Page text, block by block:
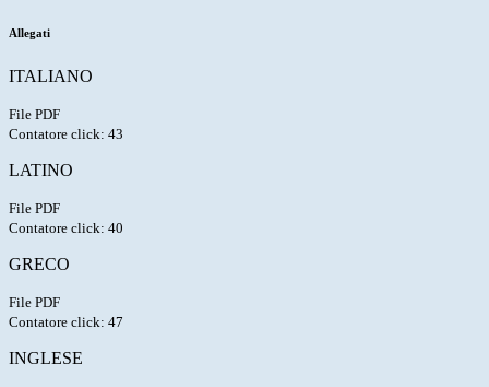
Allegati
ITALIANO
File PDF
Contatore click: 43
LATINO
File PDF
Contatore click: 40
GRECO
File PDF
Contatore click: 47
INGLESE